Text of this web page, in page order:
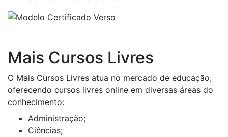
Mais Cursos Livres
O Mais Cursos Livres atua no mercado de educação,
oferecendo cursos livres online em diversas áreas do
conhecimento:
Administração;
Ciências;